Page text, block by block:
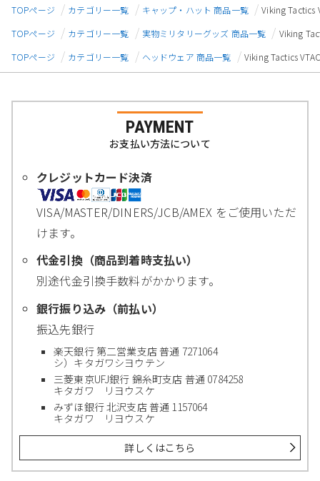
TOPページ
カテゴリー一覧 キャップ・ハット 商品一覧
Viking Tactics
TOPページ
カテゴリー一覧 実物ミリタリーグッズ 商品一覧
Viking
TOPページ
カテゴリー一覧 ヘッドウェア 商品一覧 Viking Tactics
PAYMENT
お支払い方法について
クレジットカード決済
VISA/MASTER/DINERS/JCB/AMEX をご使用いただ
けます。
代金引換（商品到着時支払い）
別途代金引換手数料がかかります。
銀行振り込み（前払い）
振込先銀行
楽天銀行 第二営業支店 普通 7271064
シ）キタガワシヨウテン
三菱東京UFJ銀行 錦糸町支店 普通 0784258
キタガワ リヨウスケ
みずほ銀行 北沢支店 普通 1157064
キタガワ リヨウスケ
詳しくはこちら